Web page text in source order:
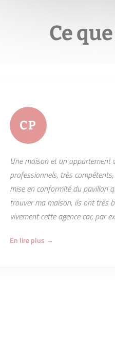
Ce
CP
Une maison et un appartement
professionnels, très
mise en conformité du pavillon
trouver ma maison, ils ont très
vivement cette agence car, par
En lire plus →